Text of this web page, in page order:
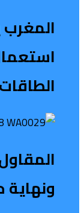
المغرب
ونهاية